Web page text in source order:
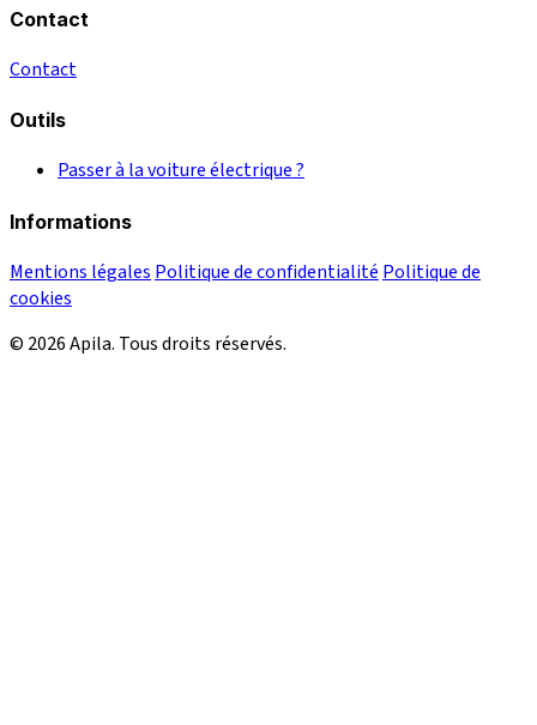
Contact
Contact
Outils
Passer à la voiture électrique ?
Informations
Mentions légales Politique de confidentialité Politique de
cookies
© 2026 Apila. Tous droits réservés.